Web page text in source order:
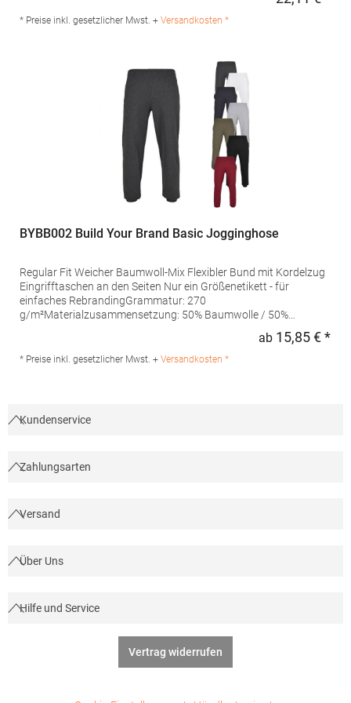
Produktsicherheit: Herst.-Nr.: EA070 Hersteller: Norty B.V.,
* Preise inkl. gesetzlicher Mwst. + Versandkosten *
BYBB002 Build Your Brand Basic Jogginghose
Regular Fit Weicher Baumwoll-Mix Flexibler Bund mit Kordelzug
Eingrifftaschen an den Seiten Nur ein Größenetikett - für
einfaches RebrandingGrammatur: 270
g/m²Materialzusammensetzung: 50% Baumwolle / 50%
BB002Hersteller: TB International GmbH Dr.-Robert-Murjahn-Str.
7 64372 Ober-Ramstadt Deutschland E-Mail: info@tbint.de
ab 15,85 € *
* Preise inkl. gesetzlicher Mwst. + Versandkosten *
Kundenservice
Zahlungsarten
Versand
Über Uns
Hilfe und Service
Vertrag widerrufen